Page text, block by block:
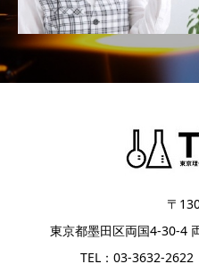
〒
東京都墨田区両国4-30-4
TEL：03-3632-